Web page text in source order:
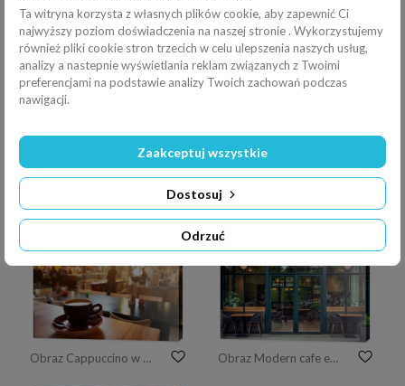
Obraz Smiling Woman Enjoying Dessert in a Bright Cafe During Daytime Obraz Trzy młode kobiety lubią kawę w kawiarni
Obraz Różnorodność kobiet towarzysko koncepcja jedności razem Obraz Interior of modern cafe in loft style
Obraz Cappuccino w kawiarni Obraz Modern cafe exterior with glass windows, showcasing interior through glass and outdoor seating.
Ta witryna korzysta z własnych plików cookie, aby zapewnić Ci
najwyższy poziom doświadczenia na naszej stronie . Wykorzystujemy
również pliki cookie stron trzecich w celu ulepszenia naszych usług,
analizy a nastepnie wyświetlania reklam związanych z Twoimi
preferencjami na podstawie analizy Twoich zachowań podczas
nawigacji.
Odrzuć
Dostosuj
Zaakceptuj wszystkie